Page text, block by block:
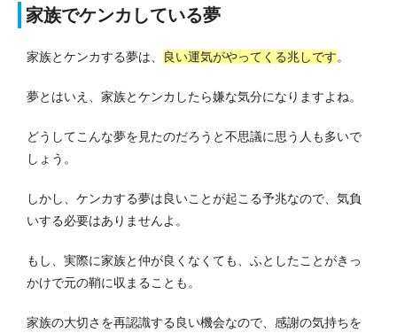
家族でケンカしている夢
家族とケンカする夢は、 良い運気がやってくる兆しです。
夢とはいえ、家族とケンカしたら嫌な気分になりますよね。
どうしてこんな夢を見たのだろうと不思議に思う人も多いで
しょう。
しかし、ケンカする夢は良いことが起こる予兆なので、気負
いする必要はありませんよ。
もし、実際に家族と仲が良くなくても、ふとしたことがきっ
かけで元の鞘に収まることも。
家族の大切さを再認識する良い機会なので、感謝の気持ちを